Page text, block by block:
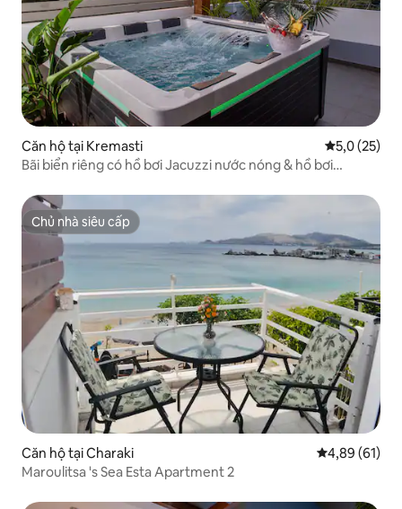
Căn hộ tại Kremasti Xếp hạng
5,0 (25)
Bãi biển riêng có hồ bơi Jacuzzi nước nóng & hồ bơi
Chủ nhà siêu cấp
Chủ nhà siêu cấp
Căn hộ tại Charaki Xếp hạng
4,89 (61)
Maroulitsa 's Sea Esta Apartment 2